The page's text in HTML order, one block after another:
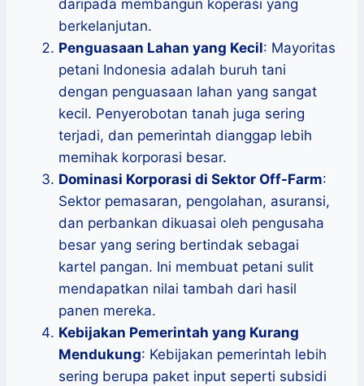
daripada membangun koperasi yang
berkelanjutan.
Penguasaan Lahan yang Kecil: Mayoritas
petani Indonesia adalah buruh tani
dengan penguasaan lahan yang sangat
kecil. Penyerobotan tanah juga sering
terjadi, dan pemerintah dianggap lebih
memihak korporasi besar.
Dominasi Korporasi di Sektor Off-Farm:
Sektor pemasaran, pengolahan, asuransi,
dan perbankan dikuasai oleh pengusaha
besar yang sering bertindak sebagai
kartel pangan. Ini membuat petani sulit
mendapatkan nilai tambah dari hasil
panen mereka.
Kebijakan Pemerintah yang Kurang
Mendukung: Kebijakan pemerintah lebih
sering berupa paket input seperti subsidi